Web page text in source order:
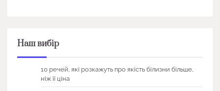
Наш вибір
10 речей, які розкажуть про якість білизни більше,
ніж її ціна